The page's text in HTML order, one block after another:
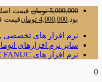
5,000,000 تومان
بود. 4,000,000 تومانقیمت فعلی:
نرم افزار های تخصصی ,
سایر نرم افزارهای
نرم افزار های PLC FANUC
0